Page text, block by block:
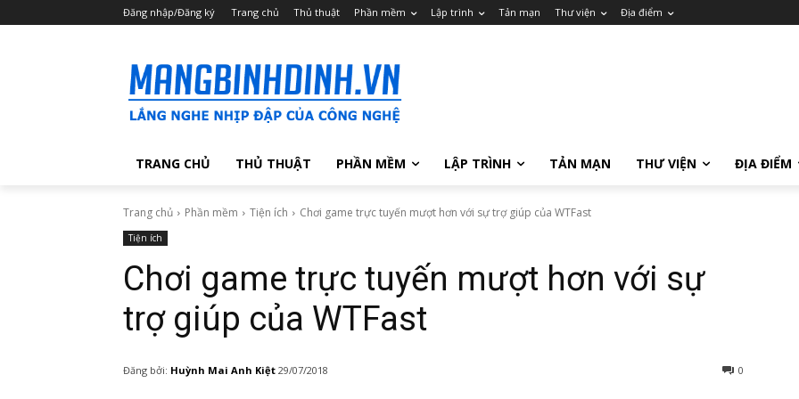
Đăng nhập/Đăng ký Trang chủ Thủ thuật Phần mềm Lập trình Tản mạn Thư viện Địa điểm
TRANG CHỦ THỦ THUẬT PHẦN MỀM LẬP TRÌNH TẢN MẠN THƯ VIỆN ĐỊA ĐIỂM
Trang chủ Phần mềm Tiện ích Chơi game trực tuyến mượt hơn với sự trợ giúp của WTFast
Tiện ích
Chơi game trực tuyến mượt hơn với sự
trợ giúp của WTFast
Đăng bởi: Huỳnh Mai Anh Kiệt 29/07/2018 0